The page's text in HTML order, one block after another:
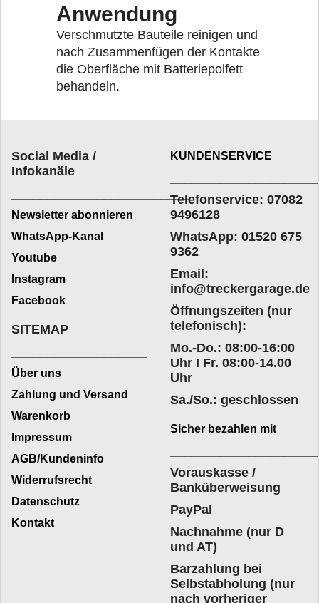
Anwendung
Verschmutzte Bauteile reinigen und
nach Zusammenfügen der Kontakte
die Oberfläche mit Batteriepolfett
behandeln.
Social Media /
Infokanäle
_________________________
Newsletter abonnieren
WhatsApp-Kanal
Youtube
Instagram
Facebook
KUNDENSERVICE
Telefonservice: 07082
9496128
WhatsApp: 01520 675
9362
Email:
info@treckergarage.de
Öffnungszeiten (nur
telefonisch):
Mo.-Do.: 08:00-16:00
Uhr I Fr. 08:00-14.00
Uhr
Sa./So.: geschlossen
SITEMAP
Über uns
Zahlung und Versand
Warenkorb
Impressum
AGB/Kundeninfo
Widerrufsrecht
Datenschutz
Kontakt
Sicher bezahlen mit
Vorauskasse /
Banküberweisung
PayPal
Nachnahme (nur D
und AT)
Barzahlung bei
Selbstabholung (nur
nach vorheriger